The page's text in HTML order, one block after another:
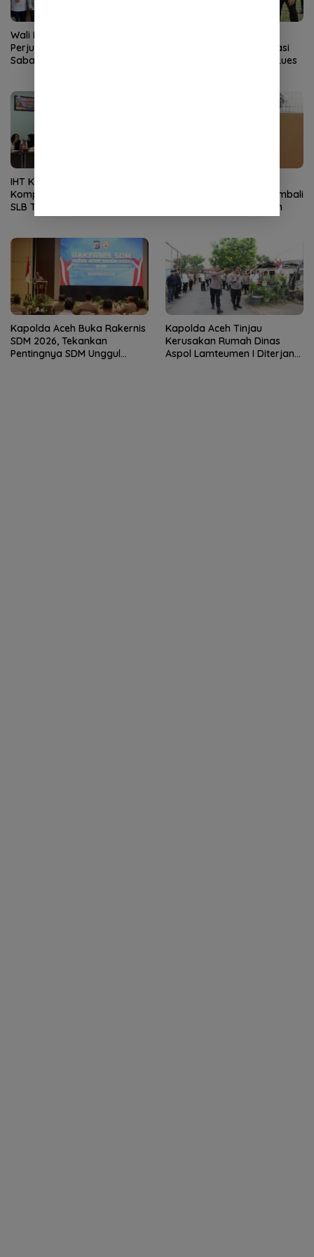
Wali Kota Sabang
Perjuangkan Kembali Rute
Sabang-Medan, Permudah
Wapres Tinjau Rehabilitasi
Pascabencana di Gayo Lues
IHT Ketunaan Perkuat
Kompetensi Guru Non-PLB di
SLB TNCC
Dipertanyakan, Aceh Kembali
Terancam Jadi Penonton
Kapolda Aceh Buka Rakernis
SDM 2026, Tekankan
Pentingnya SDM Unggul
Kapolda Aceh Tinjau
Kerusakan Rumah Dinas
Aspol Lamteumen I Diterjang